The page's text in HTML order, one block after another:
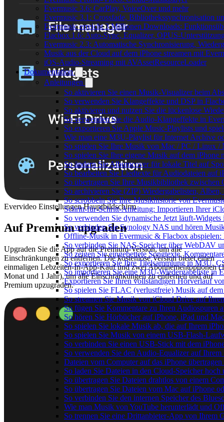
Evermusic 3.6: CarPlay, VoiceOver und mehr
Evermusic 3.1: Crossfade, Bibliothekssynchronisation
Evermusic erreicht 3 Millionen Downloads:
Flacbox 1.6: Auto-Sync, Equalizer, OPUS-
Evermusic 2.3: Automatische Synchronisierung,
Musik aus der Cloud auf dem iPhone streamen mit
iOS-Audio-Streaming mit AVAssetResourceLoader
Dokumentation
Anleitungen
So aktivieren Sie einen Musik-Visualizer beim
So verwenden Sie Klangeffekte und DSP in
So aktivieren und nutzen Sie die lückenlose
So verwenden Sie die Audio-Klangeffekte in
So exportieren Sie Apple Music-Playlists und
Wie man eine M3U-Playlist für Internet Archive
So spielen Sie Ihre Musik von Mac / PC / Linux
So spielen Sie Ihre eigene Musik auf dem iPhone
So ändern Sie Albumcover für lokale Titel auf
So bearbeiten Sie Liedtexte für Audiodateien auf
So übertragen Sie Ihre Musikbibliothek
So archivieren Sie (ZIP) Wiedergabelisten,
So scrobbeln Sie Ihre Musikhistorie von
Schritt-für-Schritt-Anleitung: Importieren Ihrer
So verwenden Sie dynamische Jetzt läuft-
So verbinden Sie Synology NAS und hören
Offline-Musik in Evermusic & Flacbox
So verbinden Sie NAS-Speicher über WebDAV
So zeigen Sie eingebettete Songtexte,
So exportieren Sie Ihre Titelsammlung in M3U,
So importieren Sie eine M3U-Wiedergabeliste in
Exportieren Sie Ihren vollständigen Hörverlauf
So spielen Sie FLAC (verlustfreie) Musik auf
So streamen Sie Musik von iCloud Drive auf
So fügen Sie Kommentare zu Ihren Audiospuren
So hören Sie Hörbücher auf iPhone, iPad und
So spielen Sie lokale Musik ab, die auf Ihrem
So spielen Sie Musik von einem USB-Flash-
So verbinden Sie einen USB-Stick mit dem
So verwenden Sie den Audio-Equalizer auf
Dateien vom Computer auf das iPhone
So laden Sie Dateien in den Cloud-Speicher
So übertragen Sie Dateien drahtlos von einem
So übertragen Sie Dateien vom Mac auf iPhone
So verbinden Sie den internen Speicher des
Wie man Musik von YouTube herunterlädt und
So trennen Sie eine Drittanbieter-App von Ihrem
Evervideo Einstellungen Hauptbildschirm
Auf Premium upgraden
Upgraden Sie die App auf die Premium-Version, um alle
Einschränkungen zu entfernen. Die kostenlose Version bietet einen
einmaligen Lebzeiten-In-App-Kauf und zwei Abonnementoptionen
Monat und 1 Jahr), um alle Einschränkungen zu entfernen und auf
Premium upzugraden.